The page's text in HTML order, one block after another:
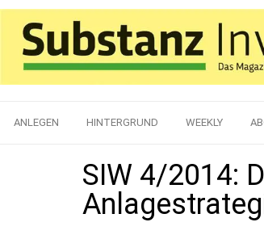
ANLEGEN HINTERGRUND WEEKLY
SIW 4/2014: